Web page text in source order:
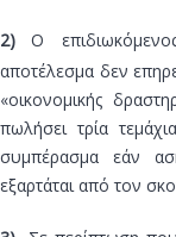
2)
Ο
αποτέλεσμα δεν
«οικονομικής
πωλήσει τρία
συμπέρασμα εάν
εξαρτάται από τον